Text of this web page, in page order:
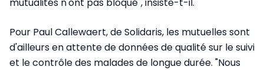
Pour Paul Callewaert, de Solidaris, les mutuelles sont
d'ailleurs en attente de données de qualité sur le suivi
et le contrôle des malades de longue durée. "Nous